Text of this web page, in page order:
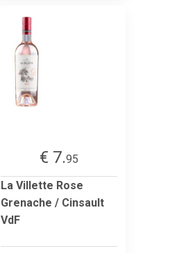
€ 7.95
La Villette Rose
Grenache / Cinsault
VdF